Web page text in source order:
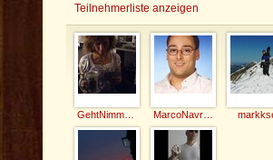
Teilnehmerliste anzeigen